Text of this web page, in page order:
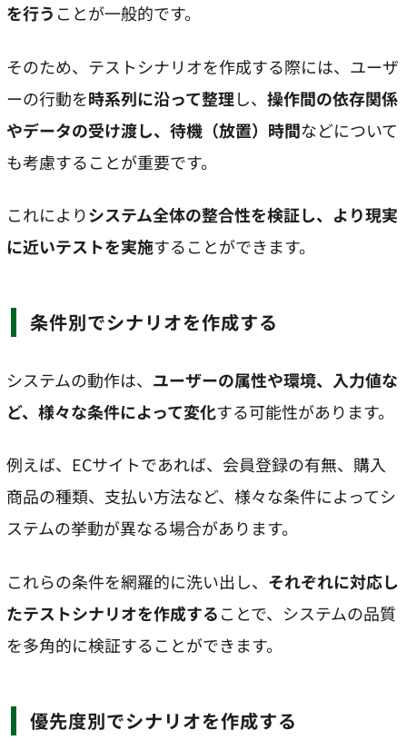
を行う ことが一般的です。
そのため、テストシナリオを作成する際には、ユーザ
ーの行動を時系列に沿って整理し、 操作間の依存関係
やデータの受け渡し、待機（放置）時間などについて
も考慮することが重要です。
これによりシステム全体の整合性を検証し、より現実
に近いテストを実施することができます。
条件別でシナリオを作成する
システムの動作は、 ユーザーの属性や環境、入力値な
ど、様々な条件によって変化する可能性があります。
例えば、ECサイトであれば、会員登録の有無、購入
商品の種類、支払い方法など、様々な条件によってシ
ステムの挙動が異なる場合があります。
これらの条件を網羅的に洗い出し、 それぞれに対応し
たテストシナリオを作成することで、システムの品質
を多角的に検証することができます。
優先度別でシナリオを作成する